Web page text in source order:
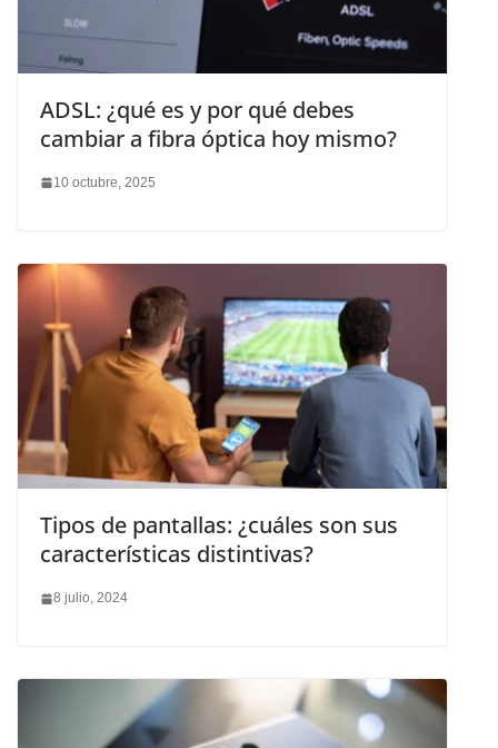
ADSL: ¿qué es y por qué debes
cambiar a fibra óptica hoy mismo?
10 octubre, 2025
Tipos de pantallas: ¿cuáles son sus
características distintivas?
8 julio, 2024